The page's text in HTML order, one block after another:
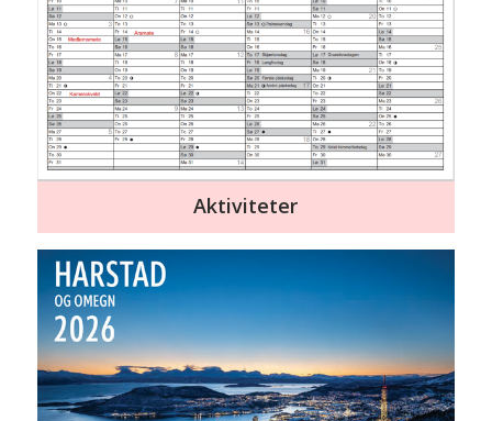
Aktiviteter